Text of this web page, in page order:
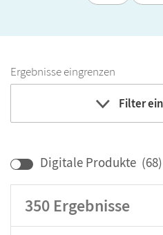
Ergebnisse eingrenzen
Filter
Digitale Produkte (68)
350 Ergebnisse